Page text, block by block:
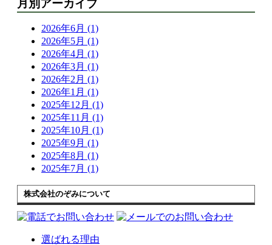
月別アーカイブ
2026年6月 (1)
2026年5月 (1)
2026年4月 (1)
2026年3月 (1)
2026年2月 (1)
2026年1月 (1)
2025年12月 (1)
2025年11月 (1)
2025年10月 (1)
2025年9月 (1)
2025年8月 (1)
2025年7月 (1)
株式会社のぞみについて
選ばれる理由